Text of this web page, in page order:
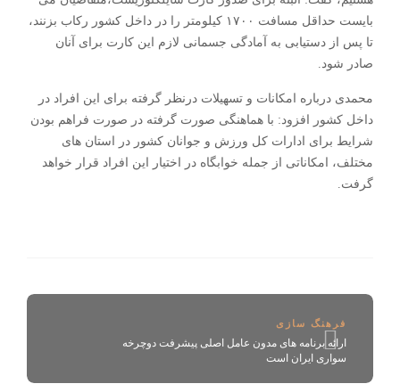
بایست حداقل مسافت ۱۷۰۰ کیلومتر را در داخل کشور رکاب بزنند،
تا پس از دستیابی به آمادگی جسمانی لازم این کارت برای آنان
صادر شود.
محمدی درباره امکانات و تسهیلات درنظر گرفته برای این افراد در
داخل کشور افزود: با هماهنگی صورت گرفته در صورت فراهم بودن
شرایط برای ادارات کل ورزش و جوانان کشور در استان های
مختلف، امکاناتی از جمله خوابگاه در اختیار این افراد قرار خواهد
گرفت.
فرهنگ سازی
ارائه برنامه های مدون عامل اصلی پیشرفت دوچرخه
سواری ایران است